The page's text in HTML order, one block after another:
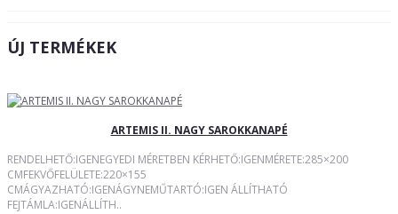
ÚJ TERMÉKEK
ARTEMIS II. NAGY SAROKKANAPÉ
RENDELHETŐ:IGENEGYEDI MÉRETBEN KÉRHETŐ:IGENMÉRETE:285×200
CMFEKVŐFELÜLETE:220×155
CMÁGYAZHATÓ:IGENÁGYNEMŰTARTÓ:IGEN ÁLLÍTHATÓ
FEJTÁMLA:IGENÁLLÍTH..